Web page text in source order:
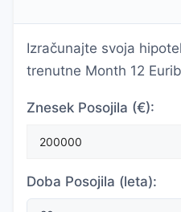
Izračunajte svoja
trenutne Month 12
Znesek Posojila (€):
Doba Posojila (leta):